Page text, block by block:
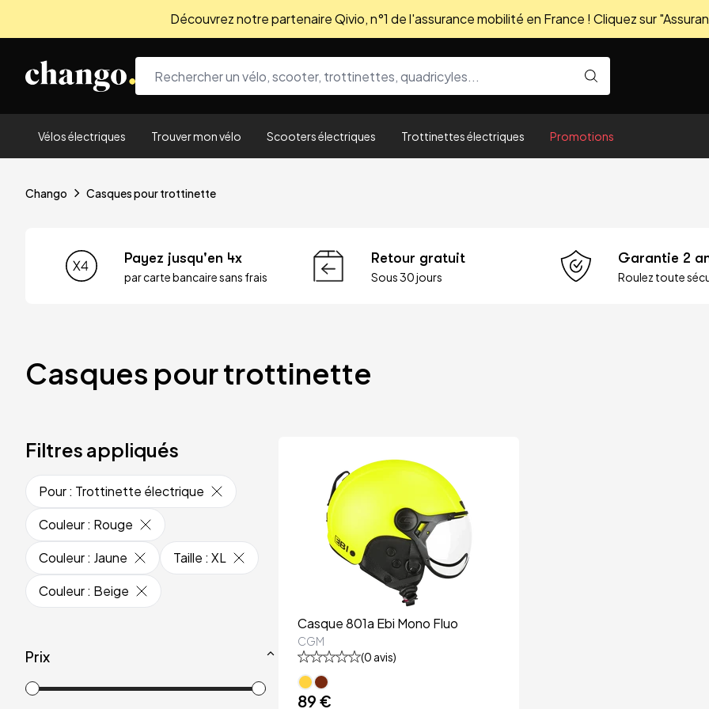
Découvrez notre partenaire Qivio, n°1 de l'assurance mobilité en France ! Cliquez sur
Vélos électriques Trouver mon vélo Scooters électriques Trottinettes électriques Promotions
Chango Casques pour trottinette
Payez jusqu'en 4x
par carte bancaire sans frais
Retour gratuit
Sous 30 jours
Garantie 2
Roulez toute
Casques pour trottinette
Filtres appliqués
Pour: Trottinette électrique
Couleur: Rouge
Couleur: Jaune Taille : XL
Couleur: Beige
Prix
Casque 801a Ebi Mono Fluo
CGM
(0 avis)
89 €